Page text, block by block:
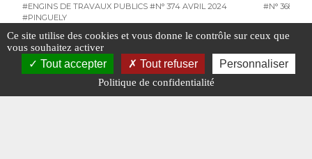
#ENGINS DE TRAVAUX PUBLICS #N° 374 AVRIL 2024
#PINGUELY
#N° 368
#TRAVAUX PUBLICS
Ce site utilise des cookies et vous donne le contrôle sur ceux que
vous souhaitez activer
Tout accepter Tout refuser Personnaliser
Politique de confidentialité